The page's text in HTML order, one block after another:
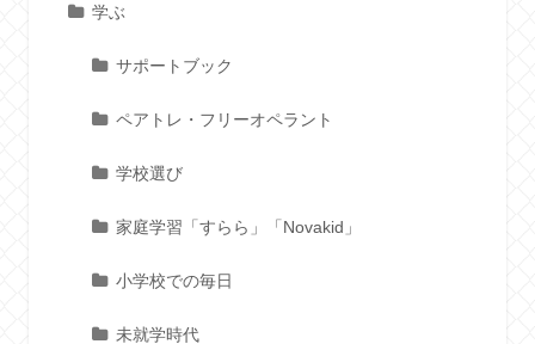
学ぶ
サポートブック
ペアトレ・フリーオペラント
学校選び
家庭学習「すらら」「Novakid」
小学校での毎日
未就学時代